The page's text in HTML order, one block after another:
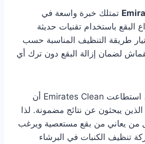
تمتلك خبرة واسعة في
البقع باستخدام تقنيات حديثة
طريقة التنظيف المناسبة حسب
لضمان إزالة البقع دون ترك أي
بفضل هذه الخبرة، استطاعت Emirates Clean أن
يبحثون عن نتائج مضمونة. لذا
من يعاني من بقع مستعصية ويرغب
تنظيف الكنبات في البرشاء